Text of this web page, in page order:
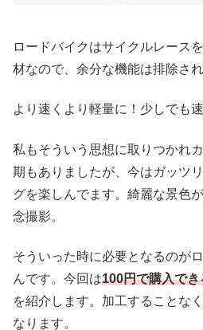
ロードバイクはサイクルレース
材なので、余分な機能は排除さ
より速くより軽量に！少しでも
私もそういう思想に取りつかれ
期もありましたが、今はガッツ
グを楽しんでます。綺麗な景色
念撮影。
そういった時に必要となるのが
んです。今回は100円で購入で
を紹介します。加工することなく
なります。